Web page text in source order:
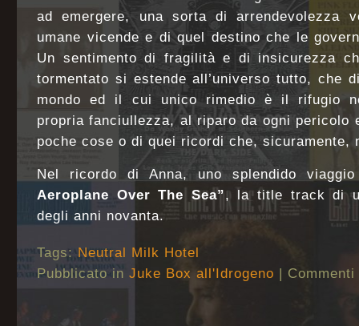
ad emergere, una sorta di arrendevolezza
umane vicende e di quel destino che le
Un sentimento di fragilità e di insicurezza
tormentato si estende all’universo tutto, che
mondo ed il cui unico rimedio è il rifugio
propria fanciullezza, al riparo da ogni pericolo
poche cose o di quei ricordi che, sicuramente,
Nel ricordo di Anna, uno splendido
Aeroplane Over The Sea”, la title track di
degli anni novanta.
Tags: Neutral Milk Hotel
Pubblicato in Juke Box all'Idrogeno |